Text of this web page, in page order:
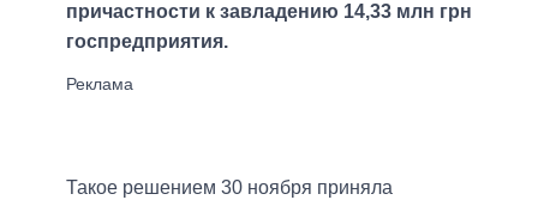
причастности к завладению 14,33 млн грн
госпредприятия.
Такое решением 30 ноября приняла